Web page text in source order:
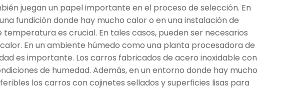
juegan un papel importante en el proceso de selección. En
fundición donde hay mucho calor o en una instalación de
es crucial. En tales casos, pueden ser necesarios
En un ambiente húmedo como una planta procesadora de
es importante. Los carros fabricados de acero inoxidable con
de humedad. Además, en un entorno donde hay mucho
los carros con cojinetes sellados y superficies lisas para